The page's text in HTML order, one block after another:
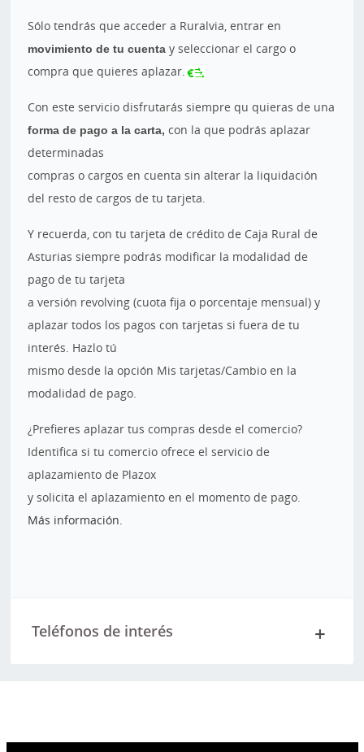
Sólo tendrás que acceder a Ruralvia, entrar en
movimiento de tu cuenta y seleccionar el cargo o
compra que quieres aplazar.
Con este servicio disfrutarás siempre qu quieras de una
forma de pago a la carta, con la que podrás aplazar
determinadas
compras o cargos en cuenta sin alterar la liquidación
del resto de cargos de tu tarjeta.
Y recuerda, con tu tarjeta de crédito de Caja Rural de
Asturias siempre podrás modificar la modalidad de
pago de tu tarjeta
a versión revolving (cuota fija o porcentaje mensual) y
aplazar todos los pagos con tarjetas si fuera de tu
interés. Hazlo tú
mismo desde la opción Mis tarjetas/Cambio en la
modalidad de pago.
¿Prefieres aplazar tus compras desde el comercio?
Identifica si tu comercio ofrece el servicio de
aplazamiento de Plazox
y solicita el aplazamiento en el momento de pago.
Más información.
Teléfonos de interés